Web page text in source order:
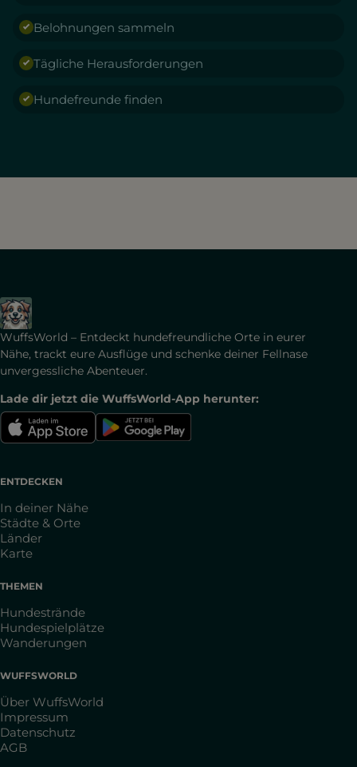
Belohnungen sammeln
Tägliche Herausforderungen
Hundefreunde finden
WuffsWorld – Entdeckt hundefreundliche Orte in eurer
Nähe, trackt eure Ausflüge und schenke deiner Fellnase
unvergessliche Abenteuer.
Lade dir jetzt die WuffsWorld-App herunter:
ENTDECKEN
In deiner Nähe
Städte & Orte
Länder
Karte
THEMEN
Hundestrände
Hundespielplätze
Wanderungen
WUFFSWORLD
Über WuffsWorld
Impressum
Datenschutz
AGB